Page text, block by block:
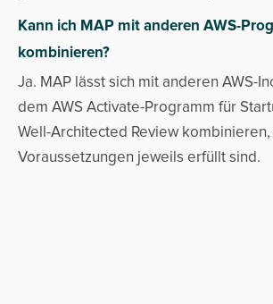
Kann ich MAP mit anderen AWS-
kombinieren?
Ja. MAP lässt sich mit anderen AWS-
dem AWS Activate-Programm für
Well-Architected Review
Voraussetzungen jeweils erfüllt sind.